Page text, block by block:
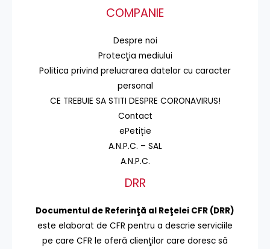
COMPANIE
Despre noi
Protecţia mediului
Politica privind prelucrarea datelor cu caracter
personal
CE TREBUIE SA STITI DESPRE CORONAVIRUS!
Contact
ePetiție
A.N.P.C. – SAL
A.N.P.C.
DRR
Documentul de Referinţă al Reţelei CFR (DRR)
este elaborat de CFR pentru a descrie serviciile
pe care CFR le oferă clienţilor care doresc să